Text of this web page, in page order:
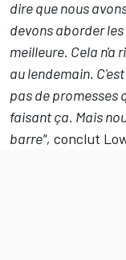
dire que nous
devons aborder
meilleure. Cela n'a
au lendemain.
pas de promesses
faisant ça. Mais
barre", conclut